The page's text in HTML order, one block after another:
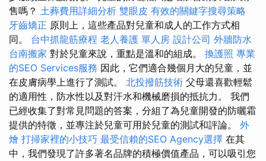
售嗎？ 土葬費用詳細分析 雙眼皮 有效的關鍵字搜尋策略
牙齒矯正 原則上，這些產品對兒童和成人的工作方式相
同。 台中抓龍筋療程 老人養護 單人房 設計公司 外牆防水
台南搬家 對於兒童來說，重點是溫和的組成。 換護照 專業
的SEO Services服務 因此，它們適合幾個月大的兒童，並
在皮膚病學上進行了測試。 北投撥筋技術 父母還喜歡輕鬆
的適用性，防水性以及對汗水和機械磨損的抵抗力。 我們
已經收集了對常見問題的答案，分組了為兒童開發的防曬霜
提供的特徵，並專注於兒童可用於兒童的測試和評論。 外
燴 打掃家裡的小技巧 最受信賴的SEO Agency選擇 在其
中，我們發現了許多著名品牌的積極價值產品，可以吸引您